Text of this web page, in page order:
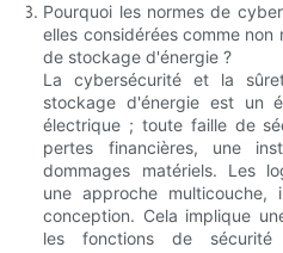
Pourquoi les normes de
elles considérées comme
de stockage d'énergie ?
La cybersécurité et la
stockage d'énergie est un
électrique ; toute faille de
pertes financières, une
dommages matériels. Les
une approche
conception. Cela implique
les fonctions de